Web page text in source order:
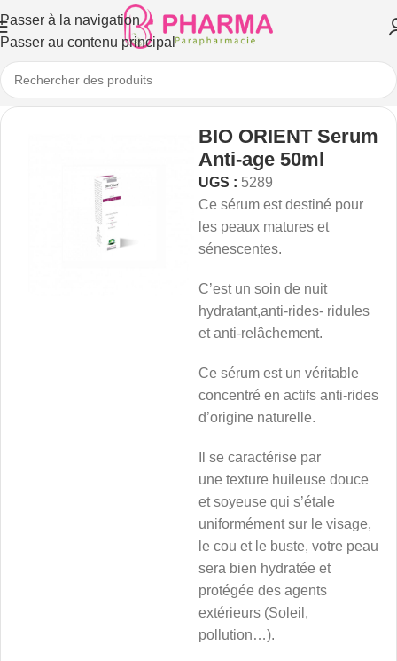
Passer à la navigation
Passer au contenu principal
BIO ORIENT Serum
Anti-age 50ml
UGS : 5289
Ce sérum est destiné pour
les peaux matures et
sénescentes.
C’est un soin de nuit
hydratant,anti-rides- ridules
et anti-relâchement.
Ce sérum est un véritable
concentré en actifs anti-rides
d’origine naturelle.
Il se caractérise par
une texture huileuse douce
et soyeuse qui s’étale
uniformément sur le visage,
le cou et le buste, votre peau
sera bien hydratée et
protégée des agents
extérieurs (Soleil,
pollution…).